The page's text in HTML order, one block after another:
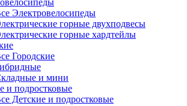
Электровелосипеды
горные двухподвесы
горные хардтейлы
Городские
и мини
и подростковые
Детские и подростковые